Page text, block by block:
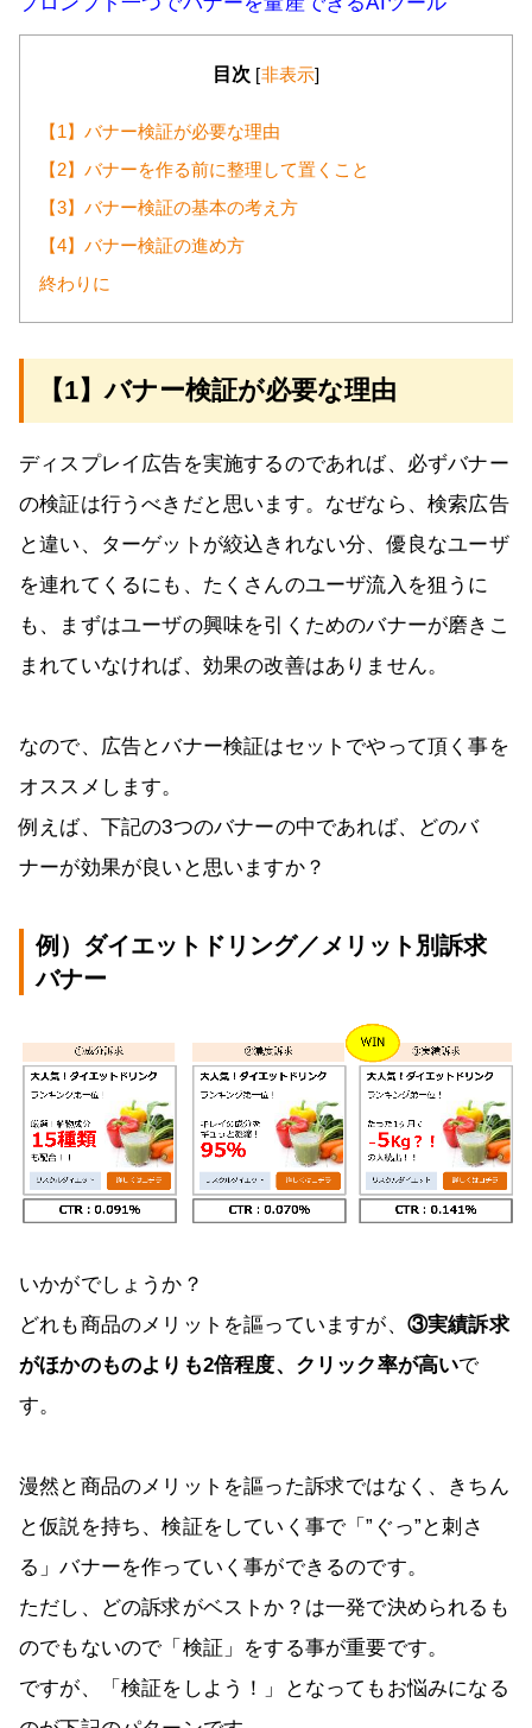
目次 [非表示]
【1】バナー検証が必要な理由
【2】バナーを作る前に整理して置くこと
【3】バナー検証の基本の考え方
【4】バナー検証の進め方
終わりに
【1】バナー検証が必要な理由
ディスプレイ広告を実施するのであれば、必ずバナー
の検証は行うべきだと思います。なぜなら、検索広告
と違い、ターゲットが絞込きれない分、優良なユーザ
を連れてくるにも、たくさんのユーザ流入を狙うに
も、まずはユーザの興味を引くためのバナーが磨きこ
まれていなければ、効果の改善はありません。
なので、広告とバナー検証はセットでやって頂く事を
オススメします。
例えば、下記の3つのバナーの中であれば、どのバ
ナーが効果が良いと思いますか？
例）ダイエットドリング／メリット別訴求
バナー
いかがでしょうか？
どれも商品のメリットを謳っていますが、 ③実績訴求
がほかのものよりも2倍程度、クリック率が高いで
す。
漫然と商品のメリットを謳った訴求ではなく、きちん
と仮説を持ち、検証をしていく事で「”ぐっ”と刺さ
る」バナーを作っていく事ができるのです。
ただし、どの訴求がベストか？は一発で決められるも
のでもないので「検証」をする事が重要です。
ですが、「検証をしよう！」となってもお悩みになる